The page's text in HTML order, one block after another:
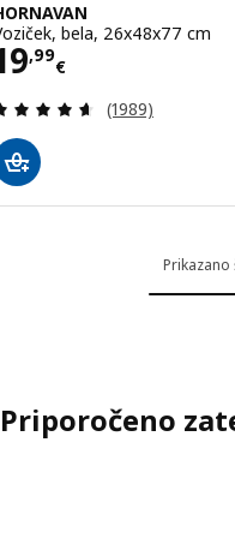
bela, 26x48x77 cm
,99
€ 19,99€
Pregled: 4.6
(1989)
Priporočeno